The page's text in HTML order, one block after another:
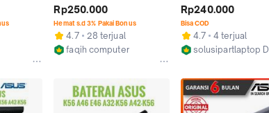
A46C
A46C A46CB A46CM
K46CB K46CM S46C
S46CM
Rp250.000
Hemat s.d 3% Pakai Bonus
4.7
28 terjual
faqih computer
Asus A46C - A56 -
K56 - S40 -S405
New
Rp240.000
Bisa COD
4.7
4 terjual
solusipartlaptop